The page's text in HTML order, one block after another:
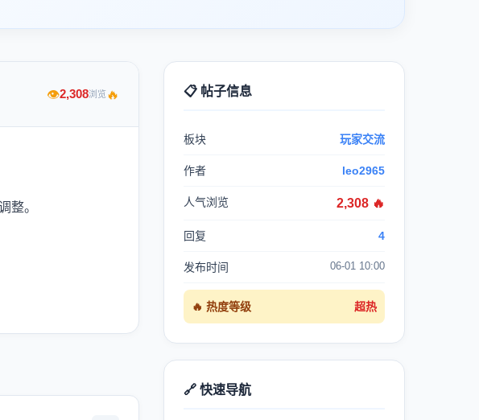
👁2,308浏览🔥
整。
📋 帖子信息
板块 玩家交流
作者 leo2965
人气浏览 2,308 🔥
回复 4
发布时间 06-01 10:00
🔥 热度等级 超热
🔗 快速导航